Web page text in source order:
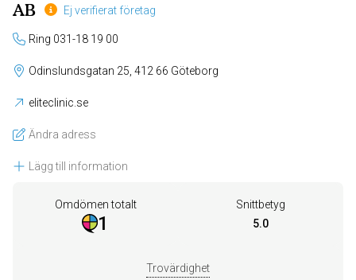
AB
Ej verifierat företag
Ring 031-18 19 00
Odinslundsgatan 25, 412 66 Göteborg
eliteclinic.se
Ändra adress
Lägg till information
Omdömen totalt
1
Snittbetyg
5.0
Trovärdighet